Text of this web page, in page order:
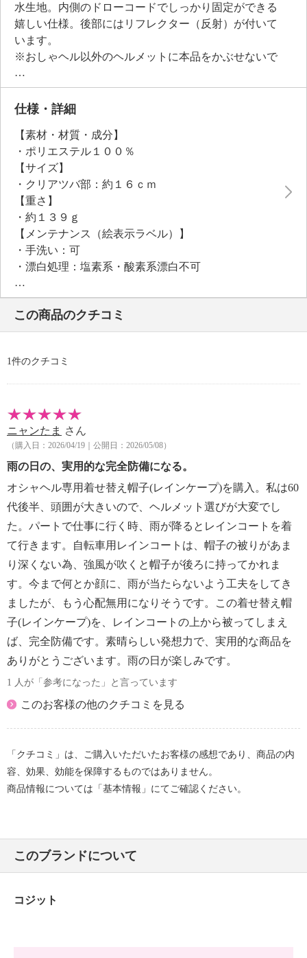
水生地。内側のドローコードでしっかり固定ができる
嬉しい仕様。後部にはリフレクター（反射）が付いて
います。
※おしゃヘル以外のヘルメットに本品をかぶせないで
ください
仕様・詳細
【素材・材質・成分】
・ポリエステル１００％
【サイズ】
・クリアツバ部：約１６ｃｍ
【重さ】
・約１３９ｇ
【メンテナンス（絵表示ラベル）】
・手洗い：可
・漂白処理：塩素系・酸素系漂白不可
・タンブル乾燥：不可
・自然乾燥：日陰の吊り干し
・アイロン仕上げ：不可
・ドライクリーニング：不可
【メンテナンス】
※詳細は取扱説明書参照
※詳細は取扱説明書参照
・本商品は指定のヘルメットに装着する自転車ヘルメ
ット用帽子「おしゃヘル（Ｒ）（ヘルメットカバ
ー）」です
その用途のみで使用してください。また、「自転車
ヘルメット・おしゃヘル（Ｒ）（ヘルメット）」以外
の
ヘルメットに本品をかぶせないでください。
【同梱書類】
・取扱説明書
【保証（有無）、保証期間】
・なし
【原産国（地）】
・中国製
この商品のクチコミ
1件のクチコミ
ニャンたま さん
（購入日：2026/04/19｜公開日：2026/05/08）
雨の日の、実用的な完全防備になる。
オシャヘル専用着せ替え帽子(レインケープ)を購入。私は60
代後半、頭囲が大きいので、ヘルメット選びが大変でし
た。パートで仕事に行く時、雨が降るとレインコートを着
て行きます。自転車用レインコートは、帽子の被りがあま
り深くない為、強風が吹くと帽子が後ろに持ってかれま
す。今まで何とか顔に、雨が当たらないよう工夫をしてき
ましたが、もう心配無用になりそうです。この着せ替え帽
子(レインケープ)を、レインコートの上から被ってしまえ
ば、完全防備です。素晴らしい発想力で、実用的な商品を
ありがとうございます。雨の日が楽しみです。
1 人が「参考になった」と言っています
このお客様の他のクチコミを見る
「クチコミ」は、ご購入いただいたお客様の感想であり、商品の内
容、効果、効能を保障するものではありません。
商品情報については「基本情報」にてご確認ください。
このブランドについて
コジット